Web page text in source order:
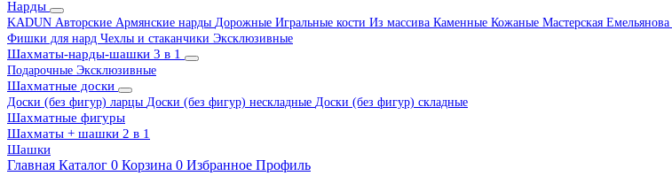
Нарды
KADUN Авторские Армянские нарды Дорожные Игральные кости Из массива Каменные Кожаные Мастерская Емельянова
Фишки для нард Чехлы и стаканчики Эксклюзивные
Шахматы-нарды-шашки 3 в 1
Подарочные Эксклюзивные
Шахматные доски
Доски (без фигур) ларцы Доски (без фигур) нескладные Доски (без фигур) складные
Шахматные фигуры
Шахматы + шашки 2 в 1
Шашки
Главная Каталог 0 Корзина 0 Избранное Профиль